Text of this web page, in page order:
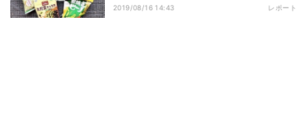
2019/08/16 14:43 レポート